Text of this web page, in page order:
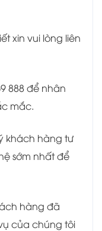
xin vui lòng liên
888 để nhân
mắc.
khách hàng tư
sớm nhất để
hàng đã
của chúng tôi